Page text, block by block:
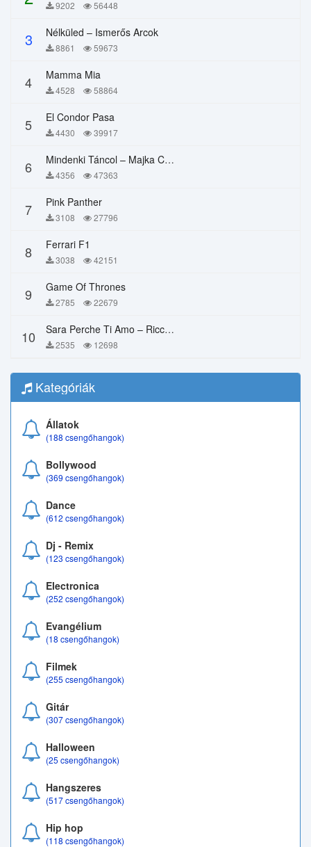
9202 56448
3 Nélküled – Ismerős Arcok
8861 59673
4 Mamma Mia
4528 58864
5 El Condor Pasa
4430 39917
6 Mindenki Táncol – Majka Curtis, Péter Majoros
4356 47363
7 Pink Panther
3108 27796
8 Ferrari F1
3038 42151
9 Game Of Thrones
2785 22679
10 Sara Perche Ti Amo – Ricchi E Poveri
2535 12698
Kategóriák
Állatok
(188 csengőhangok)
Bollywood
(369 csengőhangok)
Dance
(612 csengőhangok)
Dj - Remix
(123 csengőhangok)
Electronica
(252 csengőhangok)
Evangélium
(18 csengőhangok)
Filmek
(255 csengőhangok)
Gitár
(307 csengőhangok)
Halloween
(25 csengőhangok)
Hangszeres
(517 csengőhangok)
Hip hop
(118 csengőhangok)